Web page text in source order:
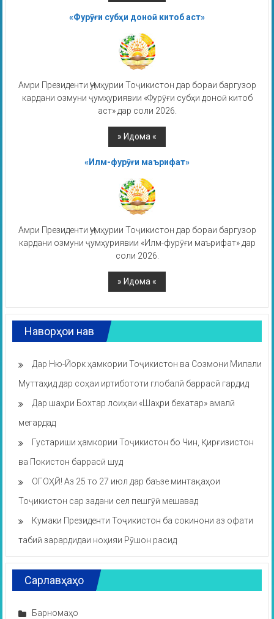
«Фурӯғи субҳи доноӣ китоб аст»
Амри Президенти Ҷумҳурии Тоҷикистон дар бораи баргузор
кардани озмуни ҷумҳуриявии «Фурӯғи субҳи доноӣ китоб
аст» дар соли 2026.
«Илм-фурӯғи маърифат»
Амри Президенти Ҷумҳурии Тоҷикистон дар бораи баргузор
кардани озмуни ҷумҳуриявии «Илм-фурӯғи маърифат» дар
соли 2026.
Наворҳои нав
Дар Ню-Йорк ҳамкории Тоҷикистон ва Созмони Милали
Муттаҳид дар соҳаи иртибототи глобалӣ баррасӣ гардид
Дар шаҳри Бохтар лоиҳаи «Шаҳри бехатар» амалӣ
мегардад
Густариши ҳамкории Тоҷикистон бо Чин, Қирғизистон
ва Покистон баррасӣ шуд
ОГОҲӢ! Аз 25 то 27 июл дар баъзе минтақаҳои
Тоҷикистон сар задани сел пешгӯӣ мешавад
Кумаки Президенти Тоҷикистон ба сокинони аз офати
табиӣ зарардидаи ноҳияи Рӯшон расид
Сарлавҳаҳо
Барномаҳо